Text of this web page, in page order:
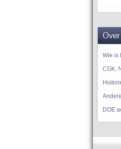
Wie is
CGK,
DOE